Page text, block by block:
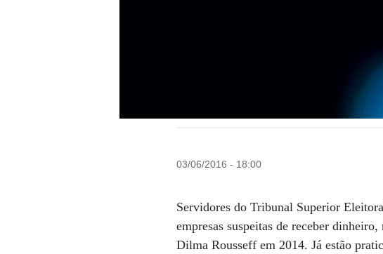
03/06/2016 - 18:00
Servidores do Tribunal Superior
empresas suspeitas de receber
Dilma Rousseff em 2014. Já estão